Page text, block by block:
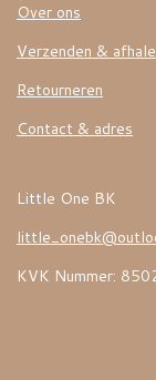
Over ons
Verzenden &
Retourneren
Contact & adres
Little One BK
KVK Nummer: